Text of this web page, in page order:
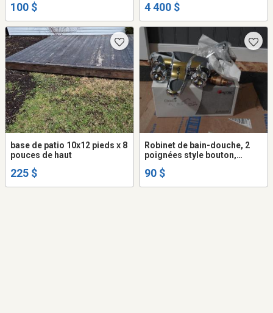
100 $ 4 400 $
base de patio 10x12 pieds x 8
pouces de haut
225 $
Robinet de bain-douche, 2
poignées style bouton,
douche NEUF.Garantie à vie
90 $